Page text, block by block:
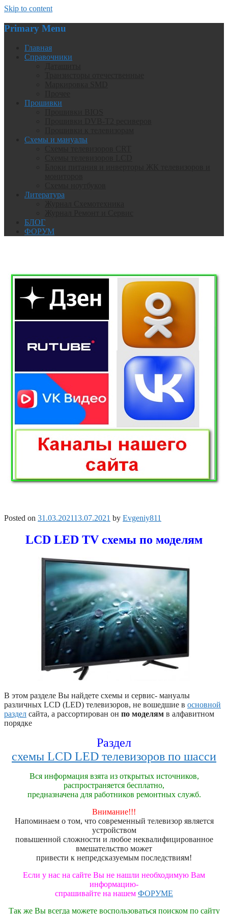
Skip to content
Primary Menu
Главная
Справочники
Прошивки
Схемы и мануалы
Литература
БЛОГ
ФОРУМ
Posted on 31.03.202113.07.2021 by Evgeniy811
LCD LED TV схемы по моделям
В этом разделе Вы найдете схемы и сервис- мануалы
различных LCD (LED) телевизоров, не вошедшие в основной
раздел сайта, а рассортирован он по моделям в алфавитном
порядке
Раздел
схемы LCD LED телевизоров по шасси
Вся информация взята из открытых источников,
распространяется бесплатно,
предназначена для работников ремонтных служб.
Внимание!!!
Напоминаем о том, что современный телевизор является
устройством
повышенной сложности и любое неквалифицированное
вмешательство может
привести к непредсказуемым последствиям!
Если у нас на сайте Вы не нашли необходимую Вам
информацию-
спрашивайте на нашем ФОРУМЕ
Так же Вы всегда можете воспользоваться поиском по сайту